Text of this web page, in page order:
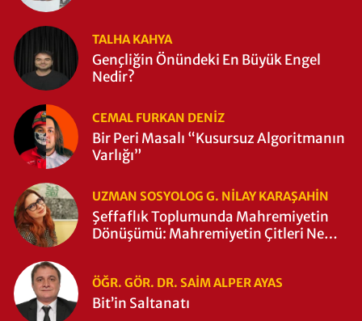
TALHA KAHYA
Gençliğin Önündeki En Büyük Engel
Nedir?
CEMAL FURKAN DENİZ
Bir Peri Masalı “Kusursuz Algoritmanın
Varlığı”
UZMAN SOSYOLOG G. NILAY KARAŞAHİN
Şeffaflık Toplumunda Mahremiyetin
Dönüşümü: Mahremiyetin Çitleri Ne
ÖĞR. GÖR. DR. SAIM ALPER AYAS
Bit’in Saltanatı